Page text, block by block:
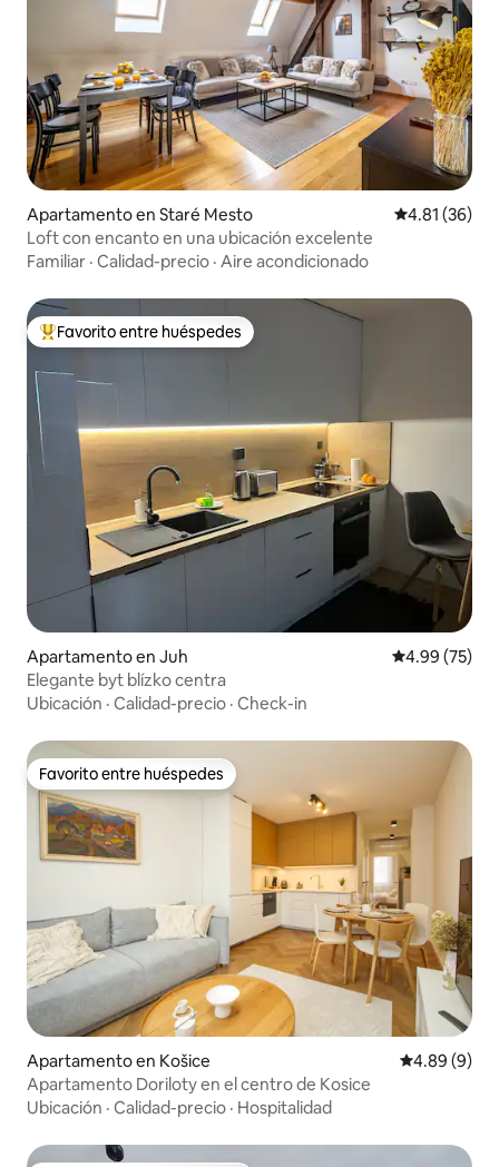
Apartamento en Staré Mesto Calificación
4.81 (36)
Loft con encanto en una ubicación excelente
Familiar · Calidad-precio · Aire acondicionado
Favorito entre huéspedes preferido
Favorito entre huéspedes
Apartamento en Juh Calificación
4.99 (75)
Elegante byt blízko centra
Ubicación · Calidad-precio · Check-in
Favorito entre huéspedes
Favorito entre huéspedes
Apartamento en Košice Calificación
4.89 (9)
Apartamento Doriloty en el centro de Kosice
Ubicación · Calidad-precio · Hospitalidad